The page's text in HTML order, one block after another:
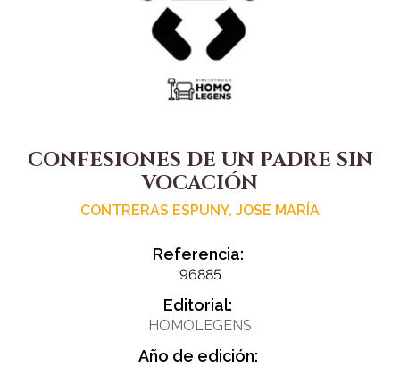
CONFESIONES DE UN PADRE SIN
VOCACIÓN
CONTRERAS ESPUNY, JOSE MARÍA
Referencia:
96885
Editorial:
HOMOLEGENS
Año de edición: